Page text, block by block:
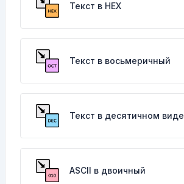
Текст в HEX
Текст в восьмеричный
Текст в десятичном виде
ASCII в двоичный